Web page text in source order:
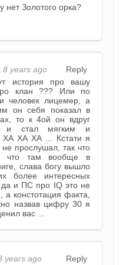
нет Золотого орка?
Reply
8 years ago
история про вашу
клан ??? Или по
человек лицемер, а
он себя показал в
то к 4ой он вдруг
и стал мягким и
ХА ХА ХА ... Кстати я
прослушал, так что
там вообще в
слава богу вышло
более интересных
да и ПС про IQ это не
а констотация факта,
назвав цифру 30 я
вас ...
Reply
years ago